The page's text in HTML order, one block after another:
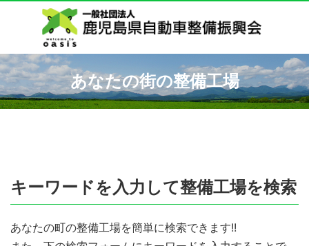
あなたの街の整備工場
キーワードを入力して整備工場を検索
あなたの町の整備工場を簡単に検索できます!!